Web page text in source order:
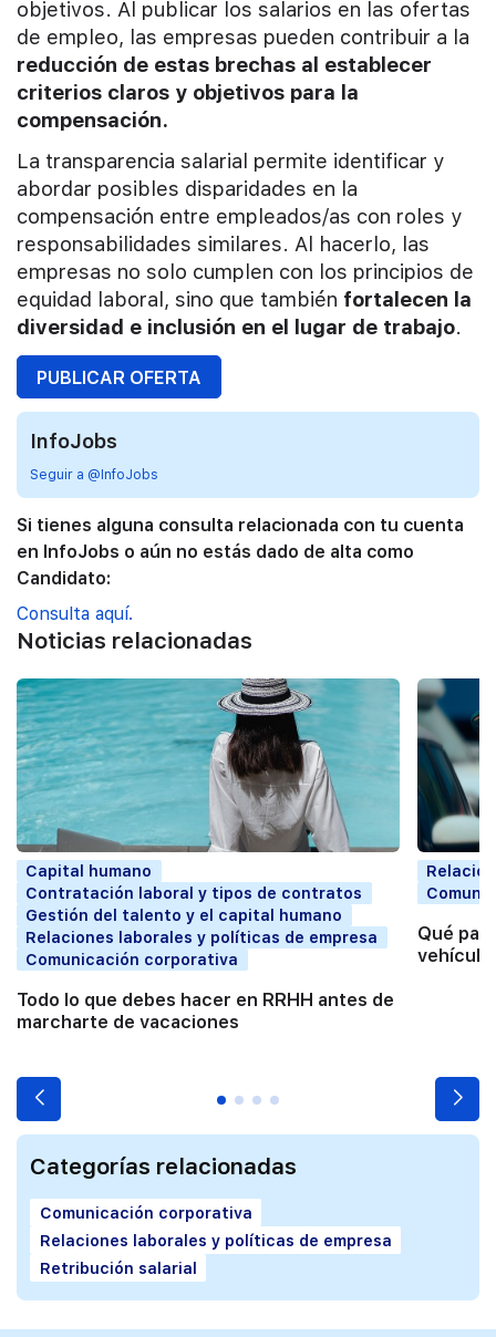
objetivos. Al publicar los salarios en las ofertas
de empleo, las empresas pueden contribuir a la
reducción de estas brechas al establecer
criterios claros y objetivos para la
compensación.
La transparencia salarial permite identificar y
abordar posibles disparidades en la
compensación entre empleados/as con roles y
responsabilidades similares. Al hacerlo, las
empresas no solo cumplen con los principios de
equidad laboral, sino que también fortalecen la
diversidad e inclusión en el lugar de trabajo.
PUBLICAR OFERTA
InfoJobs
Seguir a @InfoJobs
Si tienes alguna consulta relacionada con tu cuenta
en InfoJobs o aún no estás dado de alta como
Candidato:
Consulta aquí.
Noticias relacionadas
Capital humano
Contratación laboral y tipos de contratos
Gestión del talento y el capital humano
Relaciones laborales y políticas de empresa
Comunicación corporativa
Todo lo que debes hacer en RRHH antes de
marcharte de vacaciones
Qué
vehículo
Categorías relacionadas
Comunicación corporativa
Relaciones laborales y políticas de empresa
Retribución salarial